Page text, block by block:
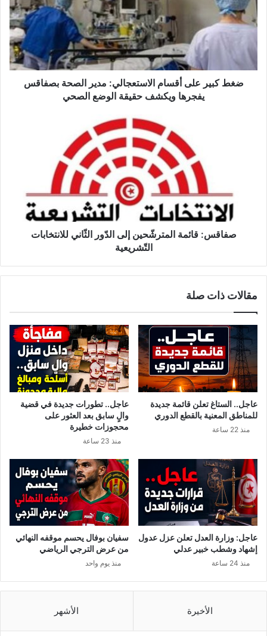
أقسام
الاستعجالي:
مدير
يفجرها
ويكشفضغط كبير على أقسام الاستعجالي: مدير الصحة بصفاقس
يفجرها ويكشف حقيقة الوضع الصحي
للانتخابات
التّشريعية
صفاقس: قائمة المترشّحين إلى الدّور الثّاني للانتخابات
التّشريعية
مقالات ذات صلة
عاجل.. الستاغ تعلن قائمة جديدة
للمناطق المعنية بالقطع الدوري
منذ 22 ساعة
عاجل.. تطورات جديدة في قضية
والٍ سابق بعد العثور على
محجوزات خطيرة
منذ 23 ساعة
عاجل: وزارة العدل تعلن عزل عدول
إشهاد وشطب خبير عدلي
منذ 24 ساعة
سفيان بوفال يحسم موقفه النهائي
من عرض الترجي الرياضي
منذ يوم واحد
الأخيرة الأشهر